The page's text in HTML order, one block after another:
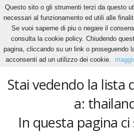
Home Tags Thailandia
thailandia
Stai vedendo la lista
a:
In questa pagina
Questo sito o gli strumenti terzi da questo
necessari al funzionamento ed utili alle
Se vuoi saperne di piu o negare il
consulta la cookie policy. Chiudendo
pagina, cliccando su un link o proseguendo
acconsenti ad un utilizzo dei cookie.